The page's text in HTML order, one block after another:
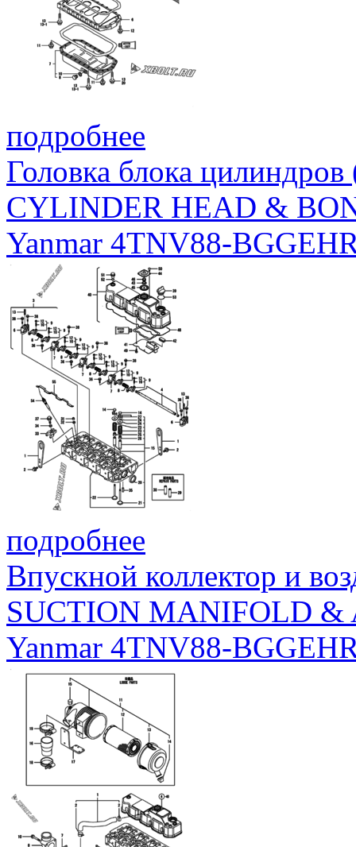
подробнее
Головка блока
CYLINDER HEAD &
Yanmar 4TNV88-
подробнее
Впускной коллектор и
SUCTION MANIFOLD &
Yanmar 4TNV88-